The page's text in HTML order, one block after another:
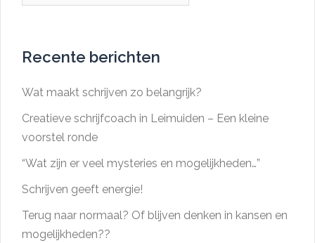
Recente berichten
Wat maakt schrijven zo belangrijk?
Creatieve schrijfcoach in Leimuiden – Een kleine
voorstel ronde
“Wat zijn er veel mysteries en mogelijkheden…”
Schrijven geeft energie!
Terug naar normaal? Of blijven denken in kansen en
mogelijkheden??